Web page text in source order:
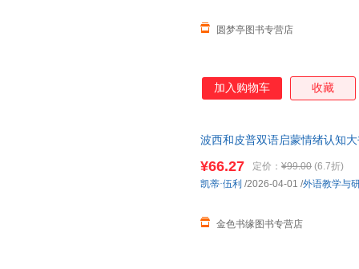
圆梦亭图书专营店
加入购物车 收藏
波西和皮普双语启蒙情绪认知
¥66.27 定价： ¥99.00 (6.7折)
金色书缘图书专营店
凯蒂·伍利 /2026-04-01 /外语教学与